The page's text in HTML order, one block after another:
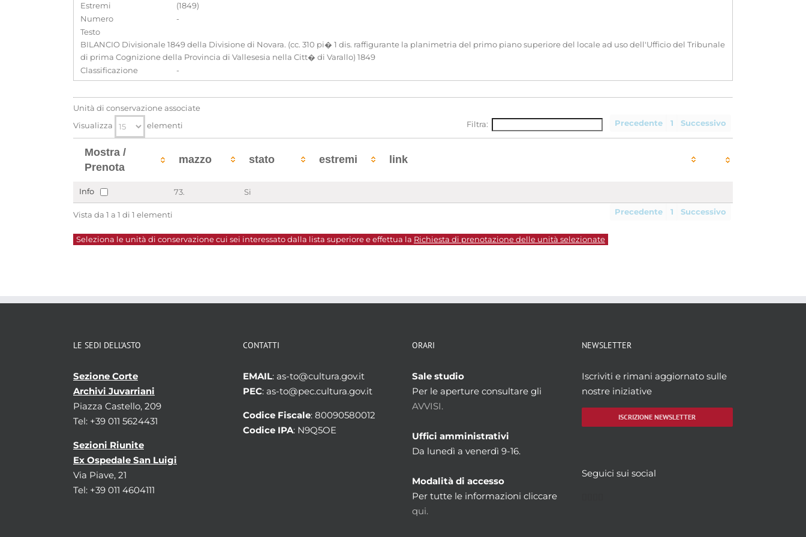
Estremi
(1849)
Numero
-
Testo
BILANCIO Divisionale 1849 della Divisione di Novara. (cc. 310 pi� 1 dis. raffigurante la planimetria del primo piano superiore del locale ad uso dell'Ufficio del Tribunale
di prima Cognizione della Provincia di Vallesesia nella Citt� di Varallo) 1849
Classificazione
-
Unità di conservazione associate
Precedente
1 Successivo
Visualizza elementi Filtra:
Mostra /
Prenota
mazzo stato estremi link
Info 73. Si
Vista da 1 a 1 di 1 elementi Precedente 1 Successivo
Seleziona le unità di conservazione cui sei interessato dalla lista superiore e effettua la Richiesta di prenotazione delle unità selezionate
LE SEDI DELL’ASTO
Sezione Corte
Archivi Juvarriani
Piazza Castello, 209
Tel: +39 011 5624431
Sezioni Riunite
Ex Ospedale San Luigi
Via Piave, 21
Tel: +39 011 4604111
CONTATTI
EMAIL: as-to@cultura.gov.it
PEC: as-to@pec.cultura.gov.it
Codice Fiscale: 80090580012
Codice IPA: N9Q5OE
ORARI
Sale studio
Per le aperture consultare gli
AVVISI.
Uffici amministrativi
Da lunedì a venerdì 9-16.
Modalità di accesso
Per tutte le informazioni cliccare
qui.
NEWSLETTER
Iscriviti e rimani aggiornato sulle
nostre iniziative
ISCRIZIONE NEWSLETTER
Seguici sui social